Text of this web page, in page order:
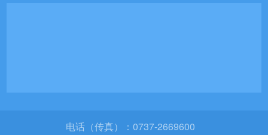
电话（传真）：0737-2669600